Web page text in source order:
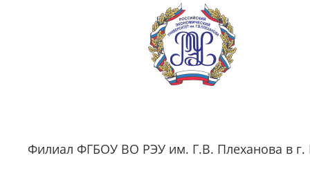
Перейти к основному содержанию
Филиал ФГБОУ ВО РЭУ им. Г.В. Плеханова в г.